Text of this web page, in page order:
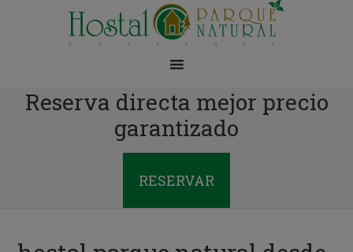
Reserva directa mejor precio
garantizado
RESERVAR